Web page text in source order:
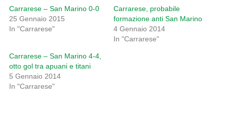
Carrarese – San Marino 0-0
25 Gennaio 2015
In "Carrarese"
Carrarese, probabile
formazione anti San Marino
4 Gennaio 2014
In "Carrarese"
Carrarese – San Marino 4-4,
otto gol tra apuani e titani
5 Gennaio 2014
In "Carrarese"